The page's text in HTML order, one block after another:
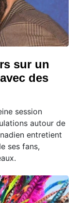
sur un
des
session
autour de
entretient
ses fans,